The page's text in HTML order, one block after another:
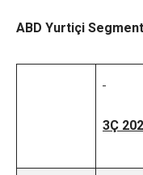
ABD Yurtiçi Segment
3Ç